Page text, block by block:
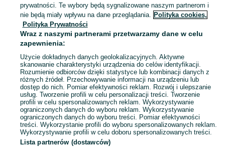
Mapa kategorii
Mapa miejscowości
Mapa ministron
Popularne wyszukiwania
prywatności. Te wybory będą sygnalizowane naszym partnerom i
nie będą miały wpływu na dane przeglądania. Polityka cookies,
Polityka Prywatności
Wraz z naszymi partnerami przetwarzamy dane w celu
zapewnienia:
Użycie dokładnych danych geolokalizacyjnych. Aktywne
skanowanie charakterystyki urządzenia do celów identyfikacji.
Rozumienie odbiorców dzięki statystyce lub kombinacji danych z
różnych źródeł. Przechowywanie informacji na urządzeniu lub
dostęp do nich. Pomiar efektywności reklam. Rozwój i ulepszanie
usług. Tworzenie profili w celu personalizacji treści. Tworzenie
profili w celu spersonalizowanych reklam. Wykorzystywanie
ograniczonych danych do wyboru reklam. Wykorzystywanie
ograniczonych danych do wyboru treści. Pomiar efektywności
treści. Wykorzystanie profili do wyboru spersonalizowanych reklam.
Wykorzystywanie profili w celu doboru spersonalizowanych treści.
Lista partnerów (dostawców)